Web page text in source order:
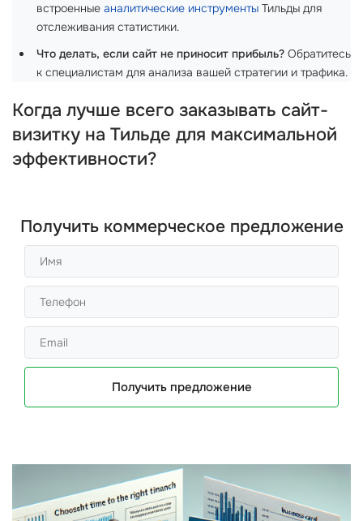
встроенные аналитические инструменты Тильды для
отслеживания статистики.
Что делать, если сайт не приносит прибыль? Обратитесь
к специалистам для анализа вашей стратегии и трафика.
Когда лучше всего заказывать сайт-
визитку на Тильде для максимальной
эффективности?
Получить коммерческое предложение
Получить предложение